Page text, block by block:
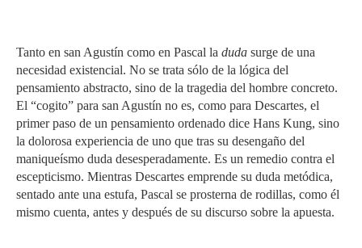
Tanto en san Agustín como en Pascal la duda surge de una
necesidad existencial. No se trata sólo de la lógica del
pensamiento abstracto, sino de la tragedia del hombre concreto.
El “cogito” para san Agustín no es, como para Descartes, el
primer paso de un pensamiento ordenado dice Hans Kung, sino
la dolorosa experiencia de uno que tras su desengaño del
maniqueísmo duda desesperadamente. Es un remedio contra el
escepticismo. Mientras Descartes emprende su duda metódica,
sentado ante una estufa, Pascal se prosterna de rodillas, como él
mismo cuenta, antes y después de su discurso sobre la apuesta.